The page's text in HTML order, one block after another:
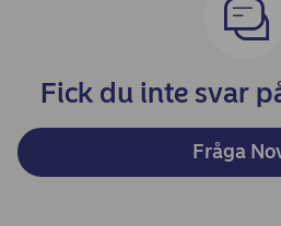
Fick du inte svar
Fråga